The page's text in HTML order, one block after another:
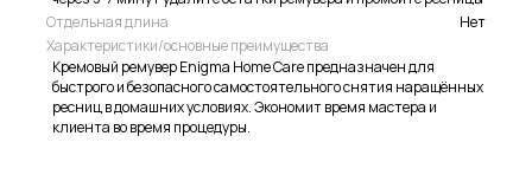
Отдельная длина
Нет
Характеристики/основные преимущества
Кремовый ремувер Enigma Home Care предназначен для
быстрого и безопасного самостоятельного снятия наращённых
ресниц в домашних условиях. Экономит время мастера и
клиента во время процедуры.